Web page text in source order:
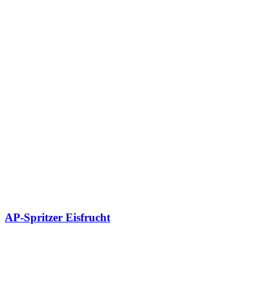
AP-Spritzer Eisfrucht